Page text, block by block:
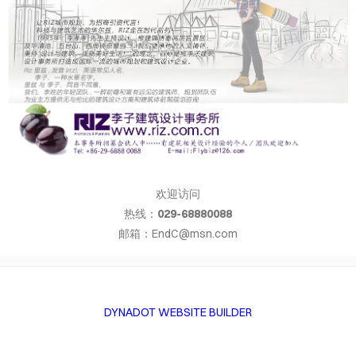
欢迎访问
热线： 029-68880088
邮箱：EndC@msn.com
DYNADOT WEBSITE BUILDER